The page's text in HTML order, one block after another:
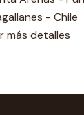
- Chile
más detalles